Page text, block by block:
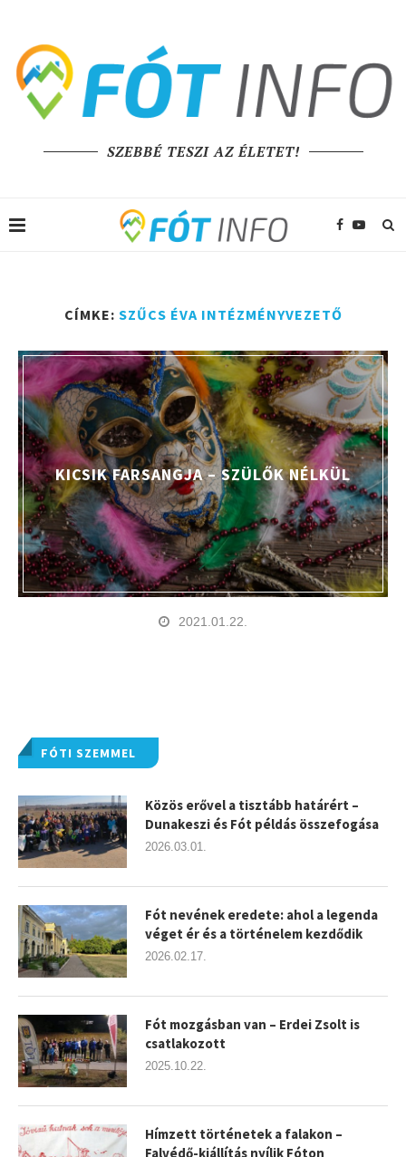
SZEBBÉ TESZI AZ ÉLETET!
CÍMKE: SZŰCS ÉVA INTÉZMÉNYVEZETŐ
KICSIK FARSANGJA – SZÜLŐK NÉLKÜL
2021.01.22.
FÓTI SZEMMEL
Közös erővel a tisztább határért –
Dunakeszi és Fót példás összefogása
2026.03.01.
Fót nevének eredete: ahol a legenda
véget ér és a történelem kezdődik
2026.02.17.
Fót mozgásban van – Erdei Zsolt is
csatlakozott
2025.10.22.
Hímzett történetek a falakon –
Falvédő-kiállítás nyílik Fóton